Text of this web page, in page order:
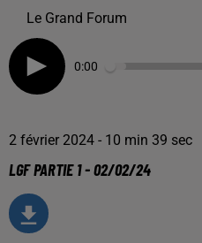
Le Grand Forum
0:00
2 février 2024 - 10 min 39 sec
LGF PARTIE 1 - 02/02/24